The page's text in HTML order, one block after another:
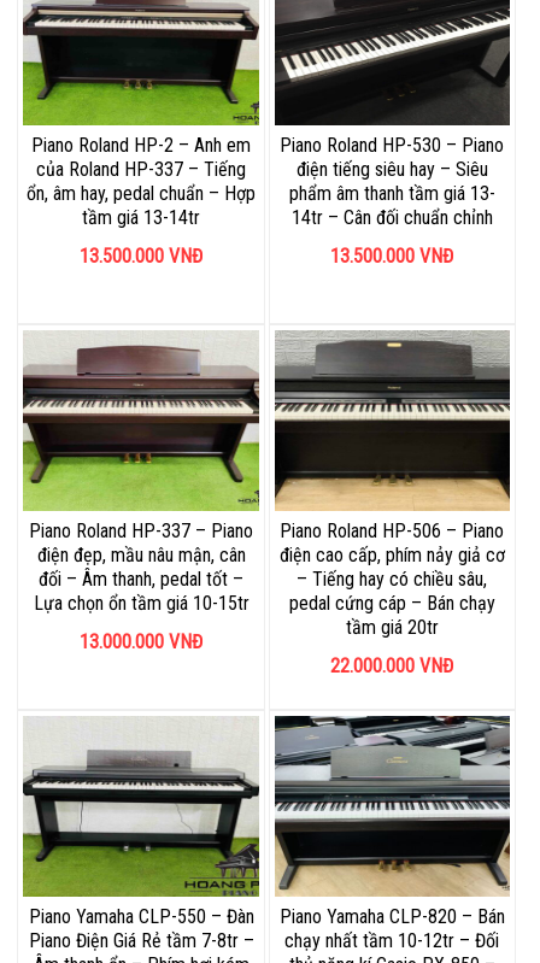
Piano Roland HP-2 – Anh em
của Roland HP-337 – Tiếng
ổn, âm hay, pedal chuẩn – Hợp
tầm giá 13-14tr
13.500.000 VNĐ
Piano Roland HP-530 – Piano
điện tiếng siêu hay – Siêu
phẩm âm thanh tầm giá 13-
14tr – Cân đối chuẩn chỉnh
13.500.000 VNĐ
Piano Roland HP-337 – Piano
điện đẹp, mầu nâu mận, cân
đối – Âm thanh, pedal tốt –
Lựa chọn ổn tầm giá 10-15tr
13.000.000 VNĐ
Piano Roland HP-506 – Piano
điện cao cấp, phím nảy giả cơ
– Tiếng hay có chiều sâu,
pedal cứng cáp – Bán chạy
tầm giá 20tr
22.000.000 VNĐ
Piano Yamaha CLP-550 – Đàn
Piano Điện Giá Rẻ tầm 7-8tr –
Piano Yamaha CLP-820 – Bán
chạy nhất tầm 10-12tr – Đối